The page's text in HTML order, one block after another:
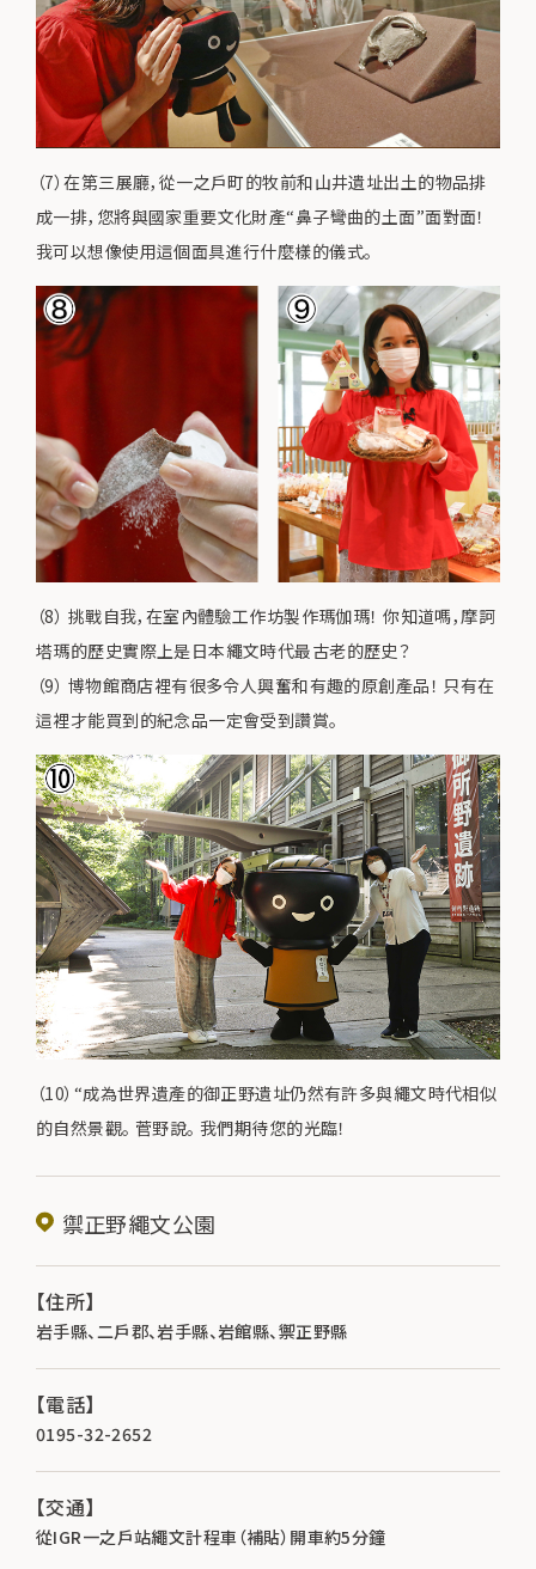
（7）在第三展廳，從一之戶町的牧前和山井遺址出土的物品排
成一排，您將與國家重要文化財產“鼻子彎曲的土面”面對面！
我可以想像使用這個面具進行什麼樣的儀式。
（8） 挑戰自我，在室內體驗工作坊製作瑪伽瑪！ 你知道嗎，摩訶
塔瑪的歷史實際上是日本繩文時代最古老的歷史？
（9） 博物館商店裡有很多令人興奮和有趣的原創產品！ 只有在
這裡才能買到的紀念品一定會受到讚賞。
（10）“成為世界遺產的御正野遺址仍然有許多與繩文時代相似
的自然景觀。 菅野說。 我們期待您的光臨！
禦正野繩文公園
【住所】
岩手縣、二戶郡、岩手縣、岩館縣、禦正野縣
【電話】
0195-32-2652
【交通】
從IGR一之戶站繩文計程車（補貼）開車約5分鐘